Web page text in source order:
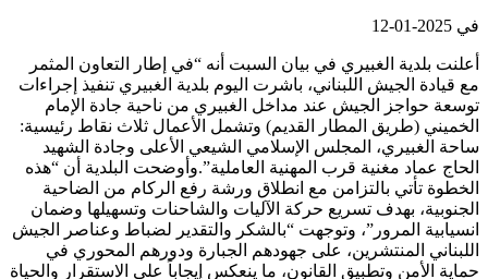
في
أعلنت بلدية الغبيري في بيان السبت أنه “في إطار التعاون المثمر
مع قيادة الجيش اللبناني، باشرت اليوم بلدية الغبيري تنفيذ إجراءات
توسعة حواجز الجيش عند مداخل الغبيري من ناحية جادة الإمام
الخميني (طريق المطار القديم) وتشمل الأعمال ثلاث نقاط رئيسية:
ساحة الغبيري، المجلس الإسلامي الشيعي الأعلى وجادة الشهيد
الحاج عماد مغنية قرب المهنية العاملية”.وأوضحت البلدية أن “هذه
الخطوة تأتي بالتزامن مع انطلاق ورشة رفع الركام من الضاحية
الجنوبية، بهدف تسريع حركة الآليات والشاحنات وتسهيلها وضمان
انسيابية المرور”، وتوجهت “بالشكر والتقدير لضباط وعناصر الجيش
اللبناني المنتشرين، على جهودهم الجبارة ودورهم المحوري في
حماية الأمن وتطبيق القانون، ما ينعكس إيجاباً على الاستقرار والحياة